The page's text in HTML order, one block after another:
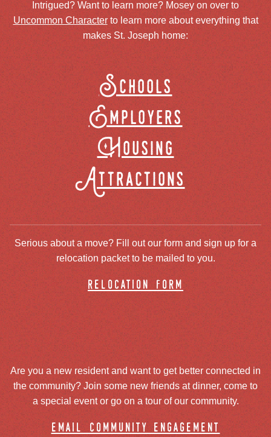
Intrigued? Want to learn more? Mosey on over to
Uncommon Characterto learn more about everything that
makes St. Joseph home:
Schools
Employers
Housing
Attractions
Serious about a move? Fill out our form and sign up for a
relocation packet to be mailed to you.
relocation form
Are you a new resident and want to get better connected in
the community? Join some new friends at dinner, come to
a special event or go on a tour of our community.
email community engagement